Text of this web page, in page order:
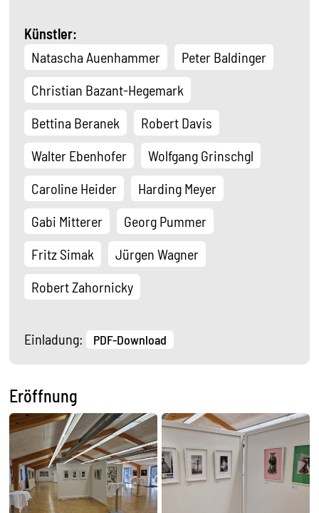
Künstler:
Natascha Auenhammer
Peter Baldinger
Christian Bazant-Hegemark
Bettina Beranek
Robert Davis
Walter Ebenhofer
Wolfgang Grinschgl
Caroline Heider
Harding Meyer
Gabi Mitterer
Georg Pummer
Fritz Simak
Jürgen Wagner
Robert Zahornicky
Einladung: PDF-Download
Eröffnung